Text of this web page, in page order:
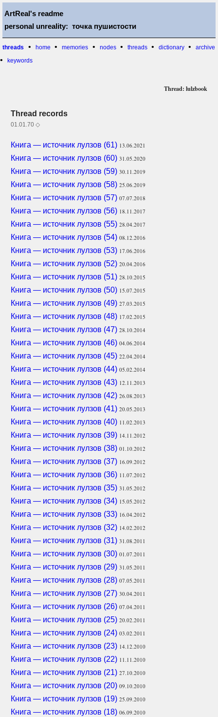
ArtReal's readme
personal unreality: точка пушистости
threads • home • memories • nodes • threads • dictionary • archive
• keywords
Thread: lulzbook
Thread records
01.01.70 ◇
Книга — источник лулзов (61) 13.06.2021
Книга — источник лулзов (60) 31.05.2020
Книга — источник лулзов (59) 30.11.2019
Книга — источник лулзов (58) 25.06.2019
Книга — источник лулзов (57) 07.07.2018
Книга — источник лулзов (56) 18.11.2017
Книга — источник лулзов (55) 28.04.2017
Книга — источник лулзов (54) 08.12.2016
Книга — источник лулзов (53) 17.06.2016
Книга — источник лулзов (52) 20.04.2016
Книга — источник лулзов (51) 28.10.2015
Книга — источник лулзов (50) 15.07.2015
Книга — источник лулзов (49) 27.03.2015
Книга — источник лулзов (48) 17.02.2015
Книга — источник лулзов (47) 28.10.2014
Книга — источник лулзов (46) 04.06.2014
Книга — источник лулзов (45) 22.04.2014
Книга — источник лулзов (44) 05.02.2014
Книга — источник лулзов (43) 12.11.2013
Книга — источник лулзов (42) 26.08.2013
Книга — источник лулзов (41) 20.05.2013
Книга — источник лулзов (40) 11.02.2013
Книга — источник лулзов (39) 14.11.2012
Книга — источник лулзов (38) 01.10.2012
Книга — источник лулзов (37) 16.09.2012
Книга — источник лулзов (36) 11.07.2012
Книга — источник лулзов (35) 31.05.2012
Книга — источник лулзов (34) 15.05.2012
Книга — источник лулзов (33) 16.04.2012
Книга — источник лулзов (32) 14.02.2012
Книга — источник лулзов (31) 31.08.2011
Книга — источник лулзов (30) 01.07.2011
Книга — источник лулзов (29) 31.05.2011
Книга — источник лулзов (28) 07.05.2011
Книга — источник лулзов (27) 30.04.2011
Книга — источник лулзов (26) 07.04.2011
Книга — источник лулзов (25) 20.02.2011
Книга — источник лулзов (24) 03.02.2011
Книга — источник лулзов (23) 14.12.2010
Книга — источник лулзов (22) 11.11.2010
Книга — источник лулзов (21) 27.10.2010
Книга — источник лулзов (20) 09.10.2010
Книга — источник лулзов (19) 25.09.2010
Книга — источник лулзов (18) 06.09.2010